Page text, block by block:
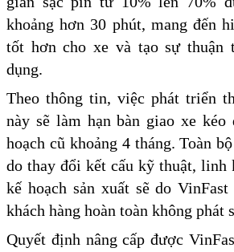
khoảng hơn 30 phút, mang đến
tốt hơn cho xe và tạo sự thuận
dụng.
Theo thông tin, việc phát triển
này sẽ làm hạn bàn giao xe
hoạch cũ khoảng 4 tháng. Toàn
do thay đổi kết cấu kỹ thuật, linh
kế hoạch sản xuất sẽ do
khách hàng hoàn toàn không phát
Quyết định nâng cấp được